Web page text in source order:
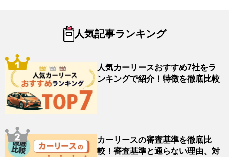
人気記事ランキング
人気カーリースおすすめ7社をラ
ンキングで紹介！特徴を徹底比較
カーリースの審査基準を徹底比
較！審査基準と通らない理由、対